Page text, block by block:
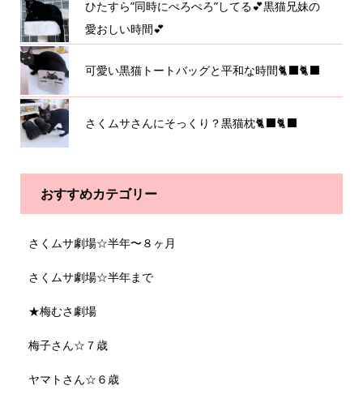
ひたすら”同時にぺろぺろ”してる💕黒猫兄妹の
愛おしい時間💕
可愛い黒猫トートバッグと平和な時間🐈‍⬛🐈‍⬛
さくムサさんにそっくり？黒猫枕🐈‍⬛🐈‍⬛
おすすめカテゴリー
さくムサ劇場☆半年〜８ヶ月
さくムサ劇場☆半年まで
★梅むさ劇場
梅子さん☆７歳
ヤマトさん☆６歳